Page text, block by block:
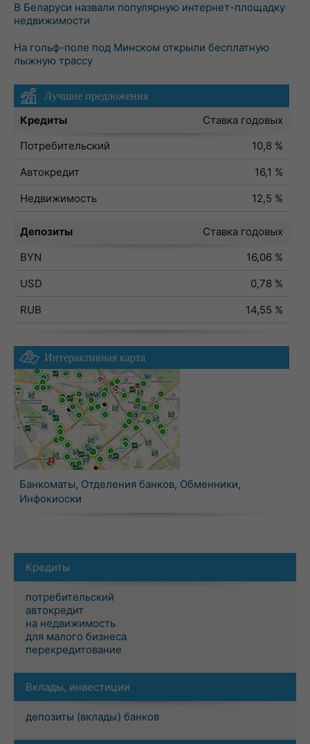
В Беларуси назвали популярную интернет-площадку
недвижимости
На гольф-поле под Минском открыли бесплатную
лыжную трассу
Лучшие предложения
Кредиты
Ставка годовых
Потребительский
10,8 %
Автокредит
16,1 %
Недвижимость
12,5 %
Депозиты
Ставка годовых
BYN
16,06 %
USD
0,78 %
RUB
14,55 %
Интерактивная карта
Банкоматы, Отделения банков, Обменники,
Инфокиоски
Кредиты
потребительский
автокредит
на недвижимость
для малого бизнеса
перекредитование
Вклады, инвестиции
депозиты (вклады) банков